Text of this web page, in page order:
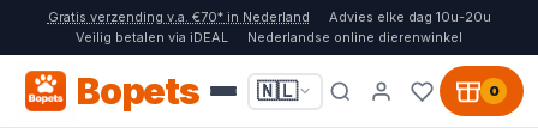
Gratis verzending v.a. €70* in Nederland
Advies elke dag 10u-20u
Veilig betalen via iDEAL
Nederlandse online dierenwinkel
Bopets 🇳🇱 0